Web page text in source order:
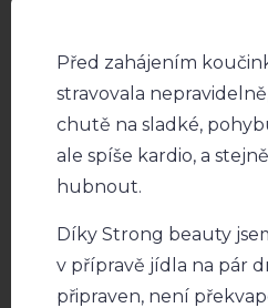
Před zahájením
stravovala
chutě na sladké,
ale spíše kardio, a
hubnout.
Díky Strong beauty
v přípravě jídla na pár
připraven, není